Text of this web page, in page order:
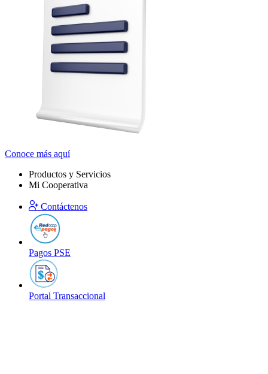
Conoce más aquí
Productos y Servicios
Mi Cooperativa
Contáctenos
Pagos PSE
Portal Transaccional